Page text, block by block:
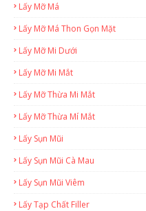
Lấy Mỡ Má
Lấy Mỡ Má Thon Gọn Mặt
Lấy Mỡ Mi Dưới
Lấy Mỡ Mi Mắt
Lấy Mỡ Thừa Mi Mắt
Lấy Mỡ Thừa Mí Mắt
Lấy Sụn Mũi
Lấy Sụn Mũi Cà Mau
Lấy Sụn Mũi Viêm
Lấy Tạp Chất Filler